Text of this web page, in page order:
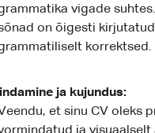
vigade
on õigesti
korrektsed.
ja kujundus:
et sinu CV oleks